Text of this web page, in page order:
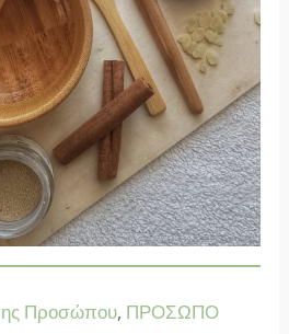
Προσώπου, ΠΡΟΣΩΠΟ